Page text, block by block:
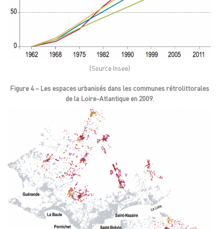
(Source Insee)
Figure 4 – Les espaces urbanisés dans les communes rétrolittorales
de la Loire-Atlantique en 2009.